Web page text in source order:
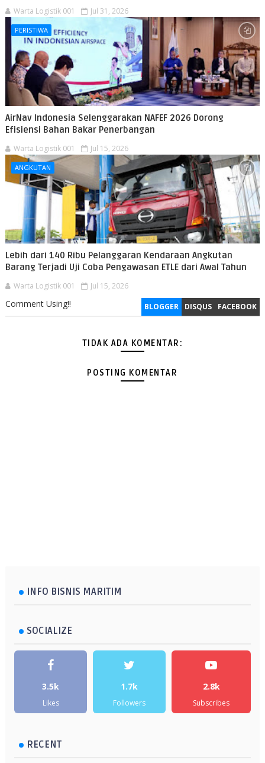
Warta Logistik 001 Jul 31, 2026
PERISTIWA
AirNav Indonesia Selenggarakan NAFEF 2026 Dorong
Efisiensi Bahan Bakar Penerbangan
Warta Logistik 001 Jul 15, 2026
ANGKUTAN
Lebih dari 140 Ribu Pelanggaran Kendaraan Angkutan
Barang Terjadi Uji Coba Pengawasan ETLE dari Awal Tahun
Warta Logistik 001 Jul 15, 2026
BLOGGER DISQUS FACEBOOK
Comment Using!!
TIDAK ADA KOMENTAR:
POSTING KOMENTAR
INFO BISNIS MARITIM
SOCIALIZE
3.5k
Likes
1.7k
Followers
2.8k
Subscribes
RECENT